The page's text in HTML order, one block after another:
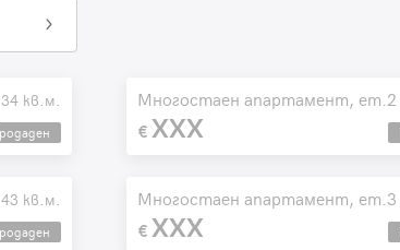
кв.м. Многостаен апартамент, ет.2
XXX
кв.м. Многостаен апартамент, ет.3
XXX